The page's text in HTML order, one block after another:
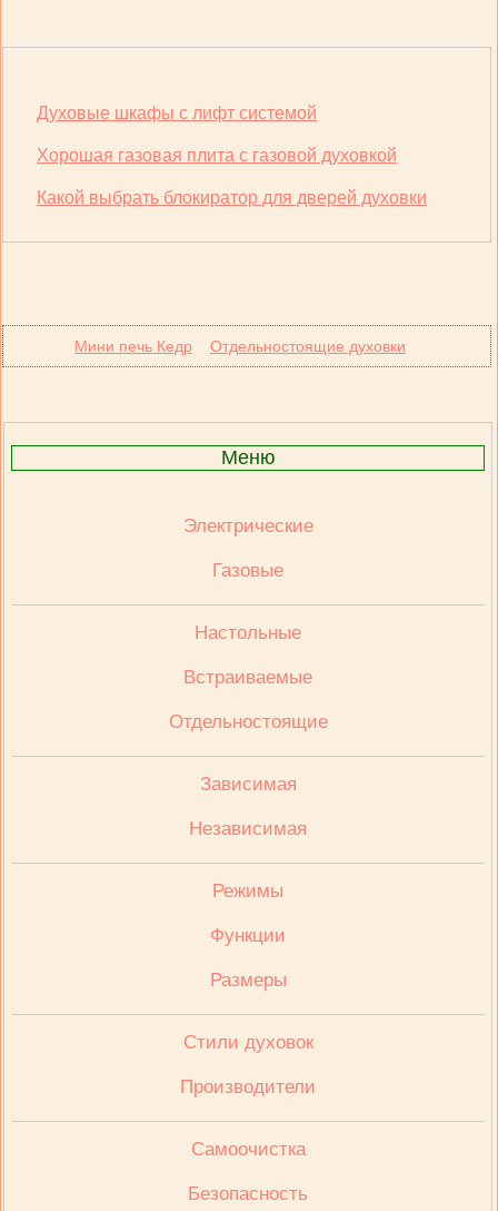
Духовые шкафы с лифт системой
Хорошая газовая плита с газовой духовкой
Какой выбрать блокиратор для дверей духовки
Мини печь Кедр Отдельностоящие духовки
Меню
Электрические
Газовые
Настольные
Встраиваемые
Отдельностоящие
Зависимая
Независимая
Режимы
Функции
Размеры
Стили духовок
Производители
Cамоочистка
Безопасность